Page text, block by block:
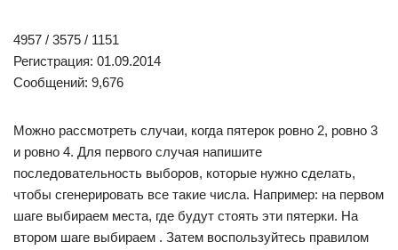
4957 / 3575 / 1151
Регистрация: 01.09.2014
Сообщений: 9,676
Можно рассмотреть случаи, когда пятерок ровно 2, ровно 3
и ровно 4. Для первого случая напишите
последовательность выборов, которые нужно сделать,
чтобы сгенерировать все такие числа. Например: на первом
шаге выбираем места, где будут стоять эти пятерки. На
втором шаге выбираем . Затем воспользуйтесь правилом